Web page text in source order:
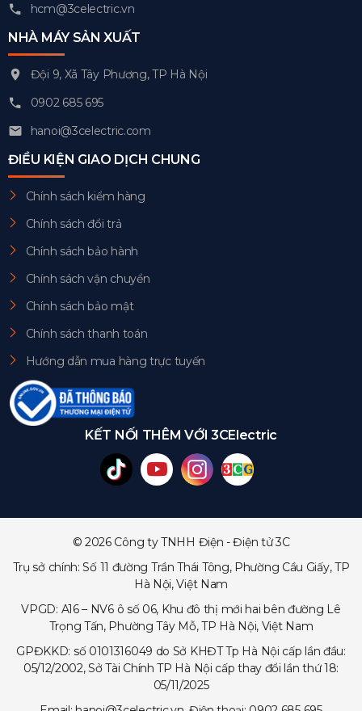
hcm@3celectric.vn
NHÀ MÁY SẢN XUẤT
Đội 9, Xã Tây Phương, TP Hà Nội
0902 685 695
hanoi@3celectric.com
ĐIỀU KIỆN GIAO DỊCH CHUNG
Chính sách kiểm hàng
Chính sách đổi trả
Chính sách bảo hành
Chính sách vận chuyển
Chính sách bảo mật
Chính sách thanh toán
Hướng dẫn mua hàng trực tuyến
KẾT NỐI THÊM VỚI 3CElectric
© 2026 Công ty TNHH Điện - Điện tử 3C
Trụ sở chính: Số 11 đường Trần Thái Tông, Phường Cầu Giấy, TP
Hà Nội, Việt Nam
VPGD: A16 – NV6 ô số 06, Khu đô thị mới hai bên đường Lê
Trọng Tấn, Phường Tây Mỗ, TP Hà Nội, Việt Nam
GPĐKKD: số 0101316049 do Sở KHĐT Tp Hà Nội cấp lần đầu:
05/12/2002, Sở Tài Chính TP Hà Nội cấp thay đổi lần thứ 18:
05/11/2025